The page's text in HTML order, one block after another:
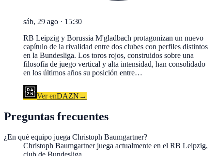
sáb, 29 ago · 15:30
RB Leipzig y Borussia M'gladbach protagonizan un nuevo
capítulo de la rivalidad entre dos clubes con perfiles distintos
en la Bundesliga. Los toros rojos, construidos sobre una
filosofía de juego vertical y alta intensidad, han consolidado
en los últimos años su posición entre…
Ver enDAZN →
Preguntas frecuentes
¿En qué equipo juega Christoph Baumgartner?
Christoph Baumgartner juega actualmente en el RB Leipzig,